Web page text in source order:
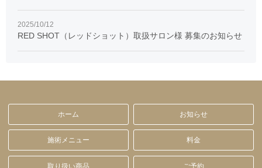
2025/10/12
RED SHOT（レッドショット）取扱サロン様 募集のお知らせ
ホーム お知らせ
施術メニュー 料金
取り扱い商品 ご予約